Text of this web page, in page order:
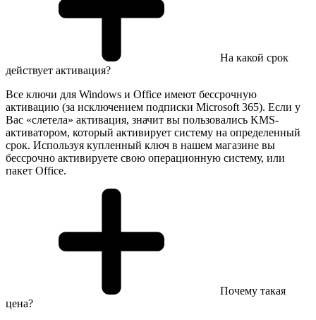
На какой срок
действует активация?
Все ключи для Windows и Office имеют бессрочную
активацию (за исключением подписки Microsoft 365). Если у
Вас «слетела» активация, значит вы пользовались KMS-
активатором, который активирует систему на определенный
срок. Используя купленный ключ в нашем магазине вы
бессрочно активируете свою операционную систему, или
пакет Office.
Почему такая
цена?